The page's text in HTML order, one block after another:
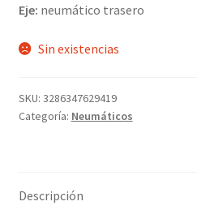
Eje: neumático trasero
Sin existencias
SKU: 3286347629419
Categoría: Neumáticos
Descripción